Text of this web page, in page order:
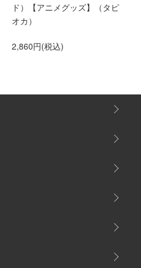
ド）【アニメグッズ】（タピ
オカ）
2,860円(税込)